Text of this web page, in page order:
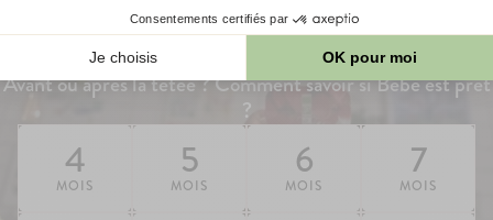
bébé
On commence quand ? Est-ce qu'on peut tout donner ?
Avant ou après la tétée ? Comment savoir si Bébé est prêt
?
4
MOIS
5
MOIS
6
MOIS
7
MOIS